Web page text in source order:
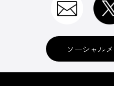
ソーシャル